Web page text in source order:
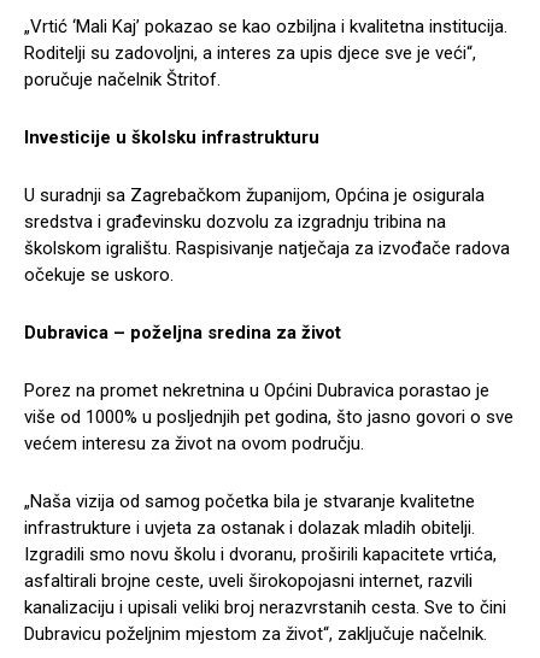
„Vrtić ‘Mali Kaj’ pokazao se kao ozbiljna i kvalitetna institucija.
Roditelji su zadovoljni, a interes za upis djece sve je veći“,
poručuje načelnik Štritof.
Investicije u školsku infrastrukturu
U suradnji sa Zagrebačkom županijom, Općina je osigurala
sredstva i građevinsku dozvolu za izgradnju tribina na
školskom igralištu. Raspisivanje natječaja za izvođače radova
očekuje se uskoro.
Dubravica – poželjna sredina za život
Porez na promet nekretnina u Općini Dubravica porastao je
više od 1000% u posljednjih pet godina, što jasno govori o sve
većem interesu za život na ovom području.
„Naša vizija od samog početka bila je stvaranje kvalitetne
infrastrukture i uvjeta za ostanak i dolazak mladih obitelji.
Izgradili smo novu školu i dvoranu, proširili kapacitete vrtića,
asfaltirali brojne ceste, uveli širokopojasni internet, razvili
kanalizaciju i upisali veliki broj nerazvrstanih cesta. Sve to čini
Dubravicu poželjnim mjestom za život“, zaključuje načelnik.